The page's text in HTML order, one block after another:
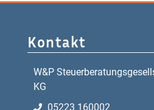
Kontakt
W&P
KG
05223 160002